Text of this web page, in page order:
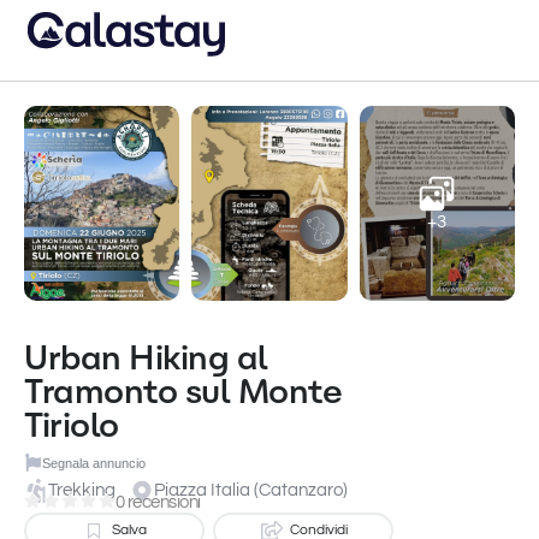
+3
Urban Hiking al
Tramonto sul Monte
Tiriolo
Segnala annuncio
Trekking Piazza Italia (Catanzaro)
0 recensioni
Salva Condividi